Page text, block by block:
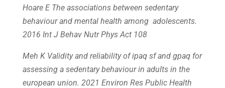
Hoare E The associations between sedentary
behaviour and mental health among adolescents.
2016 Int J Behav Nutr Phys Act 108
Meh K Validity and reliability of ipaq sf and gpaq for
assessing a sedentary behaviour in adults in the
european union. 2021 Environ Res Public Health